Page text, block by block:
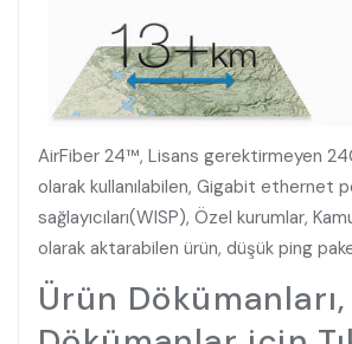
AirFiber 24™, Lisans gerektirmeyen
olarak kullanılabilen, Gigabit ethernet
sağlayıcıları(WISP), Özel kurumlar,
olarak aktarabilen ürün, düşük ping
Ürün